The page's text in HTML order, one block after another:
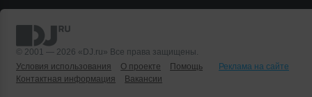
© 2001 — 2026 «DJ.ru» Все права защищены.
Условия использования
О проекте Помощь
Реклама на сайте
Контактная информация
Вакансии